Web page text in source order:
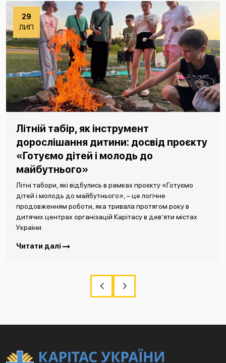
29
ЛИП
Літній табір, як інструмент
дорослішання дитини: досвід проєкту
«Готуємо дітей і молодь до
майбутнього»
Літні табори, які відбулись в рамках проєкту «Готуємо
дітей і молодь до майбутнього», – це логічне
продовженням роботи, яка тривала протягом року в
дитячих центрах організацій Карітасу в дев’яти містах
України.
Читати далі